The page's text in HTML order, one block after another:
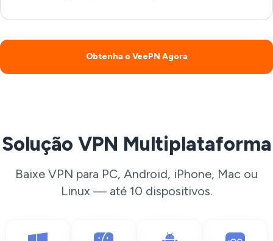
Obtenha o VeePN Agora
Solução VPN Multiplataforma
Baixe VPN para PC, Android, iPhone, Mac ou
Linux — até 10 dispositivos.